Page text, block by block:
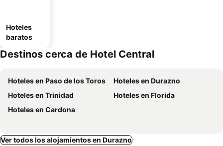
Hoteles
baratos
Destinos cerca de Hotel Central
Hoteles en Paso de los Toros
Hoteles en Durazno
Hoteles en Trinidad
Hoteles en Florida
Hoteles en Cardona
Ver todos los alojamientos en Durazno